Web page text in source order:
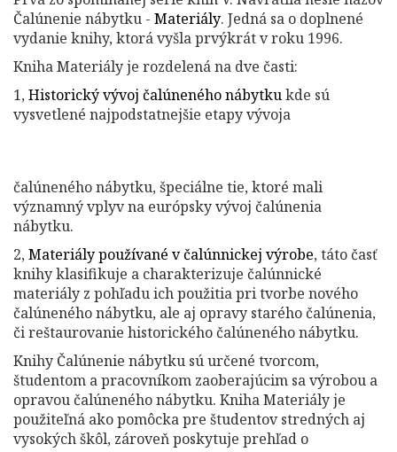
Čalúnenie nábytku - Materiály. Jedná sa o doplnené
vydanie knihy, ktorá vyšla prvýkrát v roku 1996.
Kniha Materiály je rozdelená na dve časti:
1,Historický vývoj čalúneného nábytkukde sú
vysvetlené najpodstatnejšie etapy vývoja
čalúneného nábytku, špeciálne tie, ktoré mali
významný vplyv na európsky vývoj čalúnenia
nábytku.
2,Materiály používané v čalúnnickej výrobe, táto časť
knihy klasifikuje a charakterizuje čalúnnické
materiály z pohľadu ich použitia pri tvorbe nového
čalúneného nábytku, ale aj opravy starého čalúnenia,
či reštaurovanie historického čalúneného nábytku.
Knihy Čalúnenie nábytku sú určené tvorcom,
študentom a pracovníkom zaoberajúcim sa výrobou a
opravou čalúneného nábytku. Kniha Materiály je
použiteľná ako pomôcka pre študentov stredných aj
vysokých škôl, zároveň poskytuje prehľad o